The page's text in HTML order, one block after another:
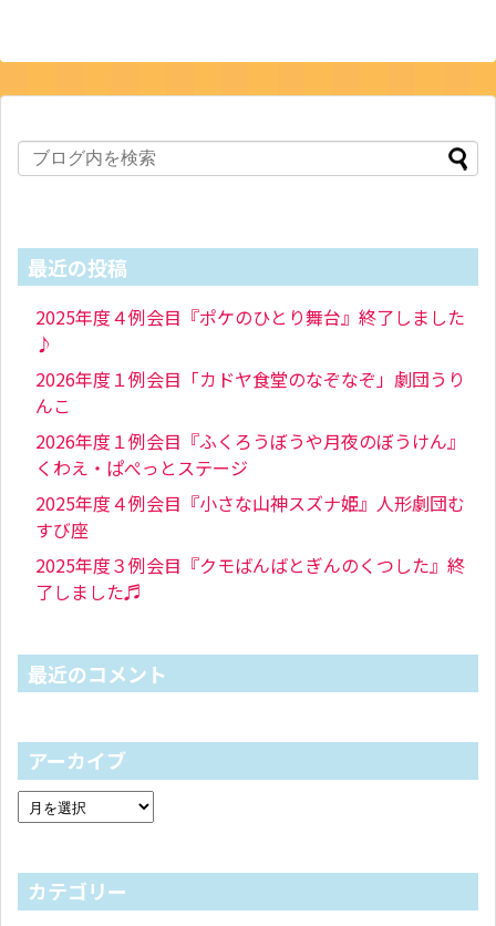
最近の投稿
2025年度４例会目『ポケのひとり舞台』終了しました
♪
2026年度１例会目「カドヤ食堂のなぞなぞ」劇団うり
んこ
2026年度１例会目『ふくろうぼうや月夜のぼうけん』
くわえ・ぱぺっとステージ
2025年度４例会目『小さな山神スズナ姫』人形劇団む
すび座
2025年度３例会目『クモばんばとぎんのくつした』終
了しました♬
最近のコメント
アーカイブ
カテゴリー